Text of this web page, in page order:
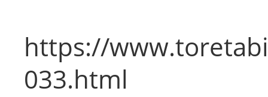
https://
033.html